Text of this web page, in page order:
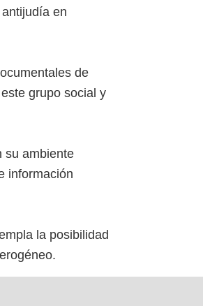
en
de
grupo social y
su ambiente
información
la posibilidad